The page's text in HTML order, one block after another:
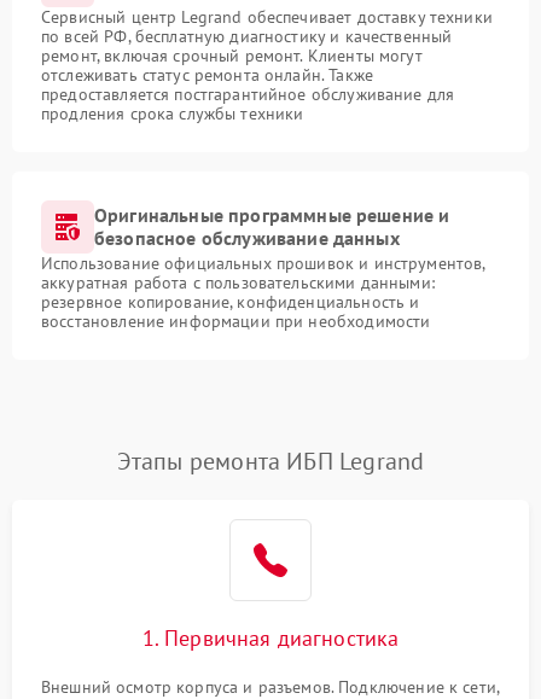
Сервисный центр Legrand обеспечивает доставку техники
по всей РФ, бесплатную диагностику и качественный
ремонт, включая срочный ремонт. Клиенты могут
отслеживать статус ремонта онлайн. Также
предоставляется постгарантийное обслуживание для
продления срока службы техники
Оригинальные программные решение и
безопасное обслуживание данных
Использование официальных прошивок и инструментов,
аккуратная работа с пользовательскими данными:
резервное копирование, конфиденциальность и
восстановление информации при необходимости
Этапы ремонта ИБП Legrand
1. Первичная диагностика
Внешний осмотр корпуса и разъемов. Подключение к сети,